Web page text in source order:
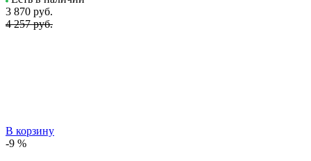
3 870 руб.
4 257 руб.
В корзину
-9 %